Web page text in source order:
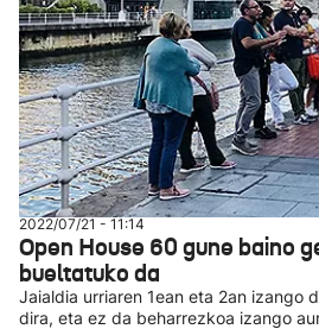
2022/07/21 - 11:14
Open House 60 gune baino
bueltatuko da
Jaialdia urriaren 1ean eta 2an izango
dira, eta ez da beharrezkoa izango